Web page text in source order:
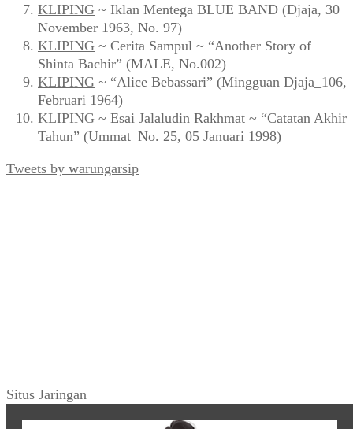
KLIPING ~ Iklan Mentega BLUE BAND (Djaja, 30
November 1963, No. 97)
KLIPING ~ Cerita Sampul ~ “Another Story of
Shinta Bachir” (MALE, No.002)
KLIPING ~ “Alice Bebassari” (Mingguan Djaja_106,
Februari 1964)
KLIPING ~ Esai Jalaludin Rakhmat ~ “Catatan Akhir
Tahun” (Ummat_No. 25, 05 Januari 1998)
Tweets by warungarsip
Situs Jaringan